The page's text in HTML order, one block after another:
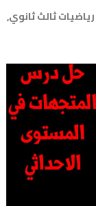
رياضيات ثالث ثانوي,